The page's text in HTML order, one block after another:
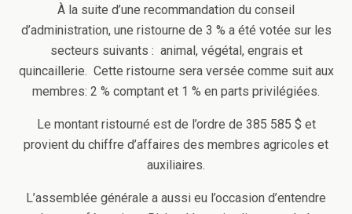
À la suite d’une recommandation du conseil
d’administration, une ristourne de 3 % a été votée sur les
secteurs suivants : animal, végétal, engrais et
quincaillerie. Cette ristourne sera versée comme suit aux
membres: 2 % comptant et 1 % en parts privilégiées.
Le montant ristourné est de l’ordre de 385 585 $ et
provient du chiffre d’affaires des membres agricoles et
auxiliaires.
L’assemblée générale a aussi eu l’occasion d’entendre